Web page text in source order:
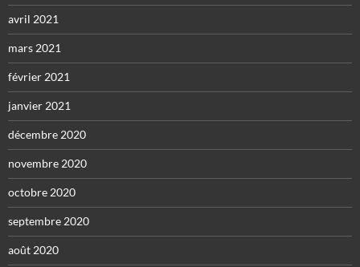
avril 2021
mars 2021
février 2021
janvier 2021
décembre 2020
novembre 2020
octobre 2020
septembre 2020
août 2020